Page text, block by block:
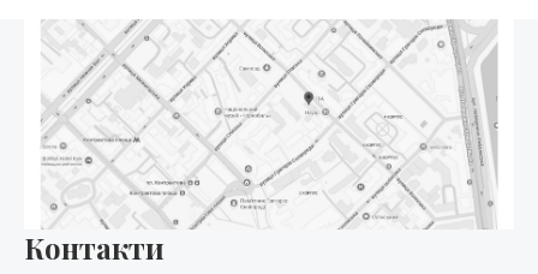
Контакти